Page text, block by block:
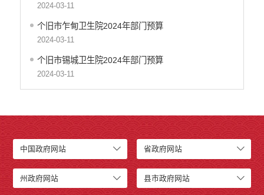
2024-03-11
个旧市乍甸卫生院2024年部门预算
2024-03-11
个旧市锡城卫生院2024年部门预算
2024-03-11
中国政府网站 省政府网站
州政府网站 县市政府网站